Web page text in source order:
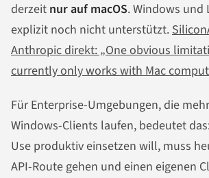
derzeit nur auf macOS. Windows und
explizit noch nicht unterstützt.
Anthropic direkt: „One obvious
currently only works with Mac
Für Enterprise-Umgebungen, die
Windows-Clients laufen, bedeutet
Use produktiv einsetzen will, muss
API-Route gehen und einen eigenen